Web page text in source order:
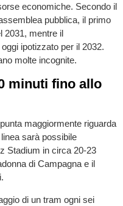
economiche. Secondo il
pubblica, il primo
2031, mentre il
ipotizzato per il 2032.
molte incognite.
minuti fino allo
maggiormente riguarda
sarà possibile
Stadium in circa 20-23
di Campagna e il
di un tram ogni sei